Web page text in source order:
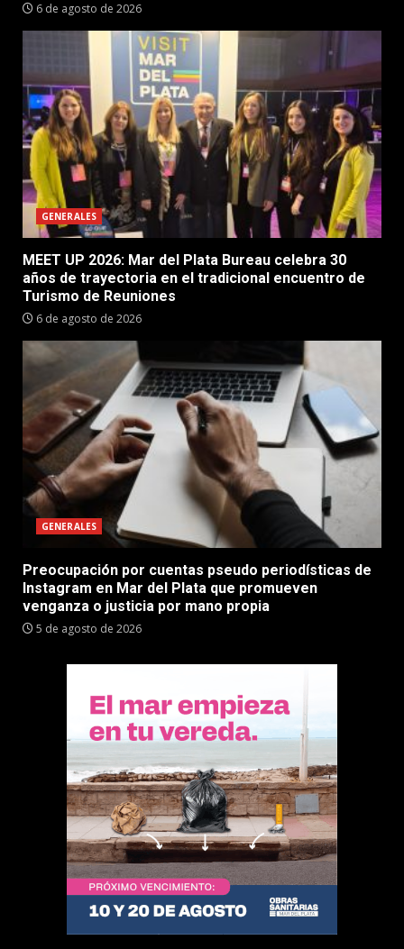
6 de agosto de 2026
GENERALES
MEET UP 2026: Mar del Plata Bureau celebra 30
años de trayectoria en el tradicional encuentro de
Turismo de Reuniones
6 de agosto de 2026
GENERALES
Preocupación por cuentas pseudo periodísticas de
Instagram en Mar del Plata que promueven
venganza o justicia por mano propia
5 de agosto de 2026